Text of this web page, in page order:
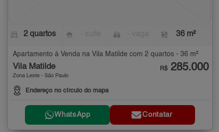
2 quartos 36 m²
Apartamento à Venda na Vila Matilde com 2 quartos - 36 m²
Vila Matilde
Zona Leste - São Paulo
Endereço no círculo do mapa
R$ 285.000
WhatsApp Contatar